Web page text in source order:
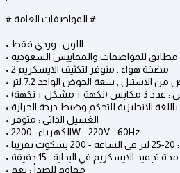
# المواصفات العامة #
• اللون : وردي فقط
: مطابق للمواصفات والمقاييس السعودية
• 2 مضخة هواء : متوفر لتكثيف الايسكريم
(نكهة + مشكل + نكهة)
الانجليزية للتحكم وضبط درجة الحرارة
• الغسيل الذاتي : متوفر
• الكهرباء : 2200W - 220V - 60Hz
• مدة تجميد الايسكريم في البداية : 15 دقيقة
• مقاوم للصدأ : نعم